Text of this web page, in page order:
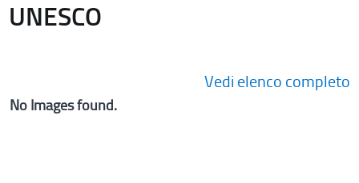
UNESCO
Vedi elenco completo
No Images found.